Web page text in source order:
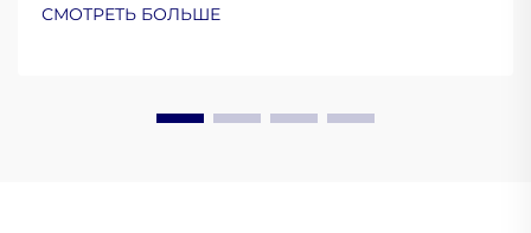
стоматологов.
СМОТРЕТЬ БОЛЬШЕ